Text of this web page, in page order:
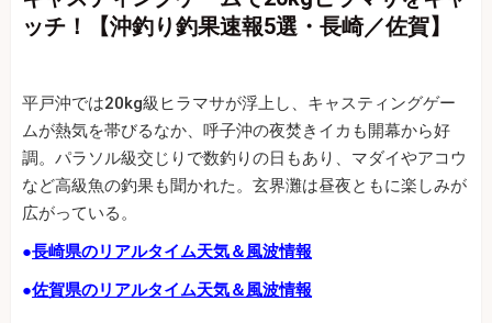
ッチ！【沖釣り釣果速報5選・長崎／佐賀】
平戸沖では20kg級ヒラマサが浮上し、キャスティングゲー
ムが熱気を帯びるなか、呼子沖の夜焚きイカも開幕から好
調。パラソル級交じりで数釣りの日もあり、マダイやアコウ
など高級魚の釣果も聞かれた。玄界灘は昼夜ともに楽しみが
広がっている。
●長崎県のリアルタイム天気＆風波情報
●佐賀県のリアルタイム天気＆風波情報